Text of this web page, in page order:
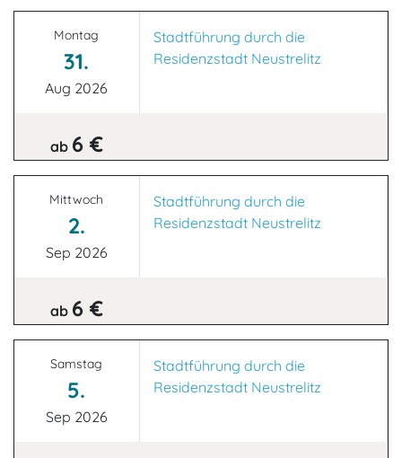
Montag
31.
Aug 2026
Stadtführung durch die
Residenzstadt Neustrelitz
ab 6 €
Mittwoch
2.
Sep 2026
Stadtführung durch die
Residenzstadt Neustrelitz
ab 6 €
Samstag
5.
Sep 2026
Stadtführung durch die
Residenzstadt Neustrelitz